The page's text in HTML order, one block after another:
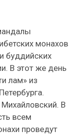
монахов
буддийских
В этот же день
лам» из
В
всем
проведут